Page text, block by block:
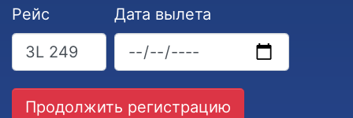
Рейс Дата вылета